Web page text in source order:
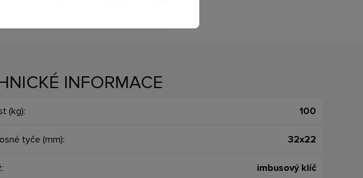
INFORMACE
(kg): 100
tyče (mm): 32x22
imbusový klíč